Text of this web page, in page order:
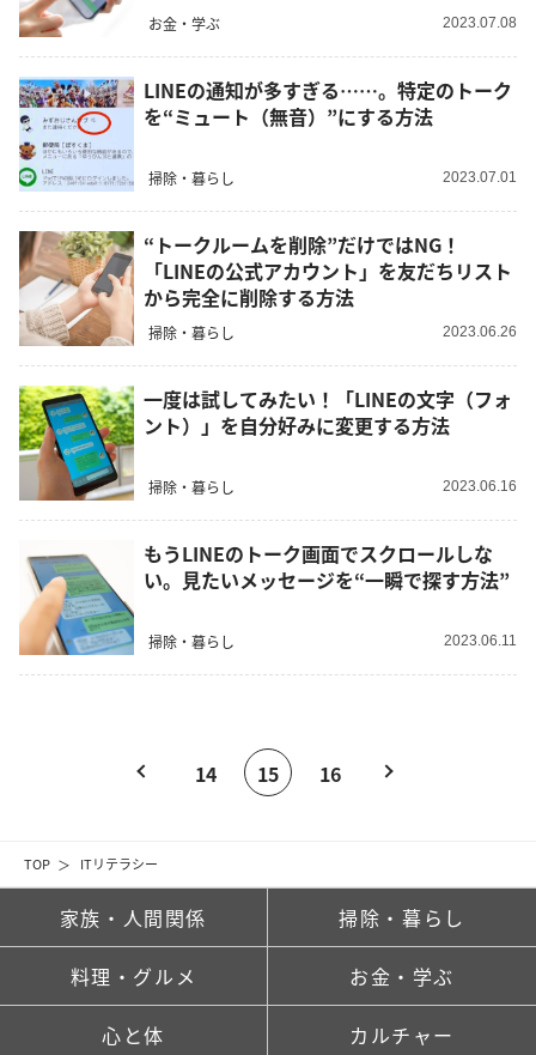
TOP ITリテラシー
お金・学ぶ 2023.07.08
LINEの通知が多すぎる……。特定のトーク
を“ミュート（無音）”にする方法
掃除・暮らし 2023.07.01
“トークルームを削除”だけではNG！
「LINEの公式アカウント」を友だちリスト
から完全に削除する方法
掃除・暮らし 2023.06.26
一度は試してみたい！「LINEの文字（フォ
ント）」を自分好みに変更する方法
掃除・暮らし 2023.06.16
もうLINEのトーク画面でスクロールしな
い。見たいメッセージを“一瞬で探す方法”
掃除・暮らし 2023.06.11
14 15 16
家族・人間関係 掃除・暮らし
料理・グルメ お金・学ぶ
心と体 カルチャー